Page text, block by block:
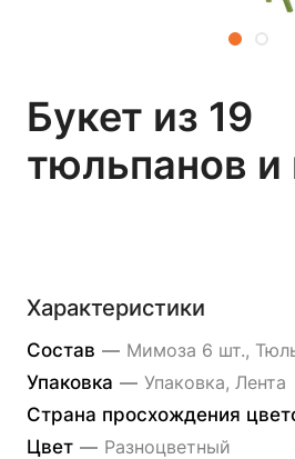
Букет из 19
тюльпанов
Характеристики
Состав — Мимоза 6 шт.,
Упаковка — Упаковка, Лента
Страна просхождения
Цвет — Разноцветный